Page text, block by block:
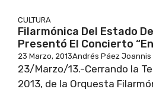
CULTURA
Filarmónica Del Estado
Presentó El Concierto
23 Marzo, 2013Andrés Páez Joannis
23/Marzo/13.-Cerrando la
2013, de la Orquesta